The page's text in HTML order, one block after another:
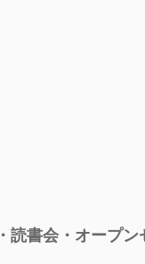
読書会・オープン